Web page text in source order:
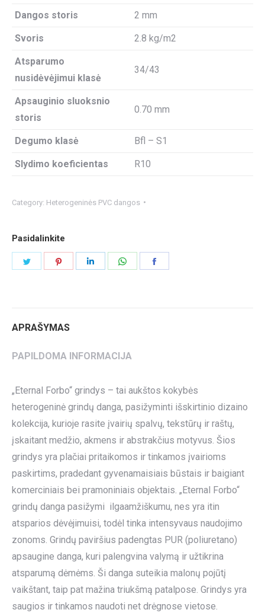
Dangos storis 2 mm
Svoris 2.8 kg/m2
Atsparumo
nusidėvėjimui klasė
34/43
Apsauginio sluoksnio
storis
0.70 mm
Degumo klasė Bfl – S1
Slydimo koeficientas R10
Category: Heterogeninės PVC dangos
Pasidalinkite
APRAŠYMAS
PAPILDOMA INFORMACIJA
„Eternal Forbo“ grindys – tai aukštos kokybės
heterogeninė grindų danga, pasižyminti išskirtinio dizaino
kolekcija, kurioje rasite įvairių spalvų, tekstūrų ir raštų,
įskaitant medžio, akmens ir abstrakčius motyvus. Šios
grindys yra plačiai pritaikomos ir tinkamos įvairioms
paskirtims, pradedant gyvenamaisiais būstais ir baigiant
komerciniais bei pramoniniais objektais. „Eternal Forbo“
grindų danga pasižymi ilgaamžiškumu, nes yra itin
atsparios dėvėjimuisi, todėl tinka intensyvaus naudojimo
zonoms. Grindų paviršius padengtas PUR (poliuretano)
apsaugine danga, kuri palengvina valymą ir užtikrina
atsparumą dėmėms. Ši danga suteikia malonų pojūtį
vaikštant, taip pat mažina triukšmą patalpose. Grindys yra
saugios ir tinkamos naudoti net drėgnose vietose.